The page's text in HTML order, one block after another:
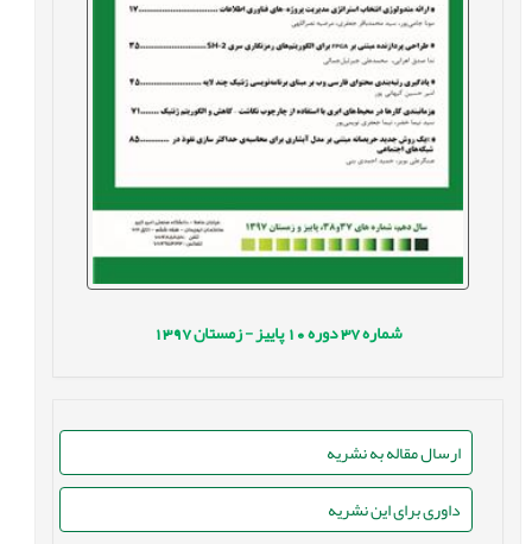
شماره37 دوره10 پاییز - زمستان1397
ارسال مقاله به نشریه
داوری برای این نشریه